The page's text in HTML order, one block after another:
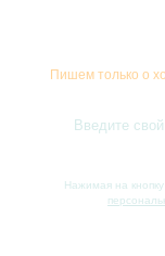
Пишем только о
Нажимая на кнопку